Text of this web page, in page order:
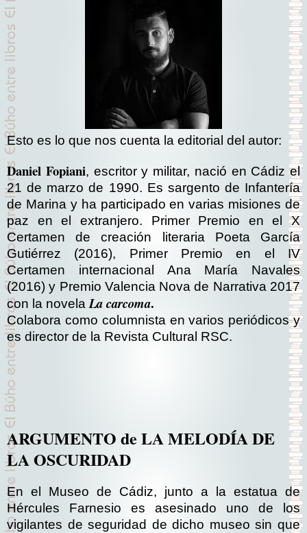
Esto es lo que nos cuenta la editorial del autor:
Daniel Fopiani, escritor y militar, nació en Cádiz el
21 de marzo de 1990. Es sargento de Infantería
de Marina y ha participado en varias misiones de
paz en el extranjero. Primer Premio en el X
Certamen de creación literaria Poeta García
Gutiérrez (2016), Primer Premio en el IV
Certamen internacional Ana María Navales
(2016) y Premio Valencia Nova de Narrativa 2017
con la novela La carcoma.
Colabora como columnista en varios periódicos y
es director de la Revista Cultural RSC.
ARGUMENTO de LA MELODÍA DE
LA OSCURIDAD
En el Museo de Cádiz, junto a la estatua de
Hércules Farnesio es asesinado uno de los
vigilantes de seguridad de dicho museo sin que